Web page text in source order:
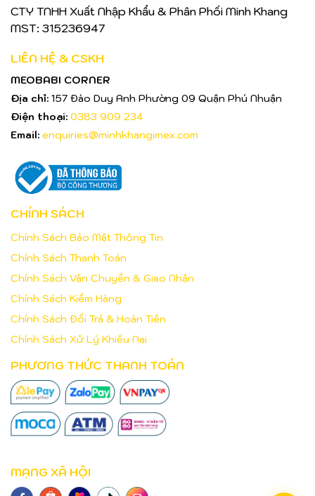
CTY TNHH Xuất Nhập Khẩu & Phân Phối Minh Khang
MST: 315236947
LIÊN HỆ & CSKH
MEOBABI CORNER
Địa chỉ: 157 Đào Duy Anh Phường 09 Quận Phú Nhuận
Điện thoại: 0383 909 234
Email: enquiries@minhkhangimex.com
CHÍNH SÁCH
Chính Sách Bảo Mật Thông Tin
Chính Sách Thanh Toán
Chính Sách Vận Chuyển & Giao Nhận
Chính Sách Kiểm Hàng
Chính Sách Đổi Trả & Hoàn Tiền
Chính Sách Xử Lý Khiếu Nại
PHƯƠNG THỨC THANH TOÁN
MẠNG XÃ HỘI